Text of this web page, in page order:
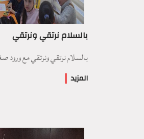
بالسلام نرتقي ونرتقي
بالسلام نرتقي ونرتقي مع
المزيد